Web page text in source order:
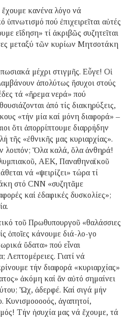
κανένα λόγο νά
πού ἐπιχειρεῖται αὐτές
εἴδηση» τί ἀκριβῶς συζητεῖται
μεταξύ τῶν κυρίων Μητσοτάκη
μέχρι στιγμῆς. Εὖγε! Οἱ
ἀπολύτως ἥσυχοι στούς
τά «ἤρεμα νερά» πού
ἀπό τίς διακηρύξεις,
«τήν μία καί μόνη διαφορά» –
ὅτι ἀπορρίπτουμε διαρρήδην
τῆς «ἐθνικῆς μας κυριαρχίας».
λοιπόν; Ὅλα καλά, ὅλα ἀνθηρά!
ΑΕΚ, Παναθηναϊκοῦ
νά «ψειρίζει» τώρα τί
στό CNN «συζητᾶμε
καί ἐδαφικές δυσκολίες»;
τοῦ Πρωθυπουργοῦ «θαλάσσιες
ὁποῖες κάνουμε διά-λο-γο
ὕδατα» πού εἶναι
Λεπτομέρειες. Γιατί νά
τήν διαφορά «κυριαρχίας»
ἀκόμη καί ἄν αὐτό σημαίνει
Ὤχ, ἀδερφέ. Καί σιγά μήν
Κυνισμοοοοός, ἀγαπητοί,
Τήν ἡσυχία μας νά ἔχουμε, τά